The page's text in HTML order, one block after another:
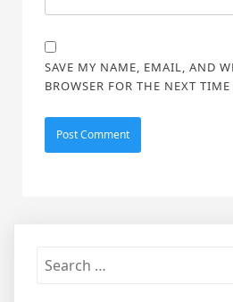
SAVE MY NAME, EMAIL, AND
BROWSER FOR THE NEXT
Search